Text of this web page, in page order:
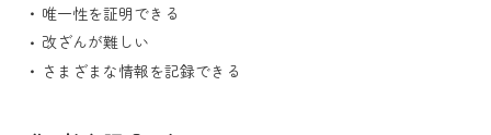
唯一性を証明できる
改ざんが難しい
さまざまな情報を記録できる